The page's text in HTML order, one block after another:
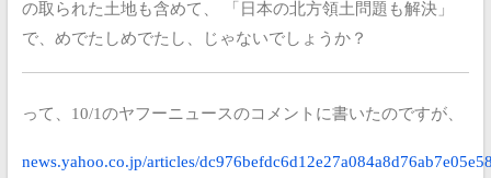
の取られた土地も含めて、
「日本の北方領土問題も解決」
で、めでたしめでたし、じゃないでしょうか？
って、10/1のヤフーニュースのコメントに書いたのですが、
news.yahoo.co.jp/articles/